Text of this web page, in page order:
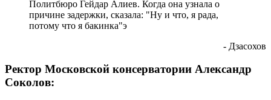
Политбюро Гейдар Алиев. Когда она узнала о
причине задержки, сказала: "Ну и что, я рада,
потому что я бакинка"э
- Дзасохов
Ректор Московской консерватории Александр
Соколов: